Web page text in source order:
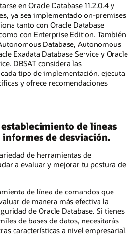
en Oracle Database 11.2.0.4 y
ya sea implementado on-premises
tanto con Oracle Database
con Enterprise Edition. También
Database, Autonomous
Exadata Database Service y Oracle
DBSAT considera las
tipo de implementación, ejecuta
y ofrece recomendaciones
de líneas
informes de desviación.
de herramientas de
a evaluar y mejorar tu postura de
de línea de comandos que
de manera más efectiva la
de Oracle Database. Si tienes
de bases de datos, necesitarás
características a nivel empresarial.